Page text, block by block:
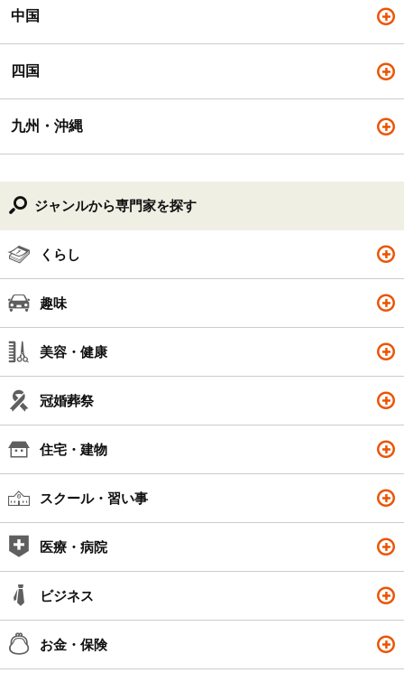
中国
四国
九州・沖縄
ジャンルから専門家を探す
くらし
趣味
美容・健康
冠婚葬祭
住宅・建物
スクール・習い事
医療・病院
ビジネス
お金・保険